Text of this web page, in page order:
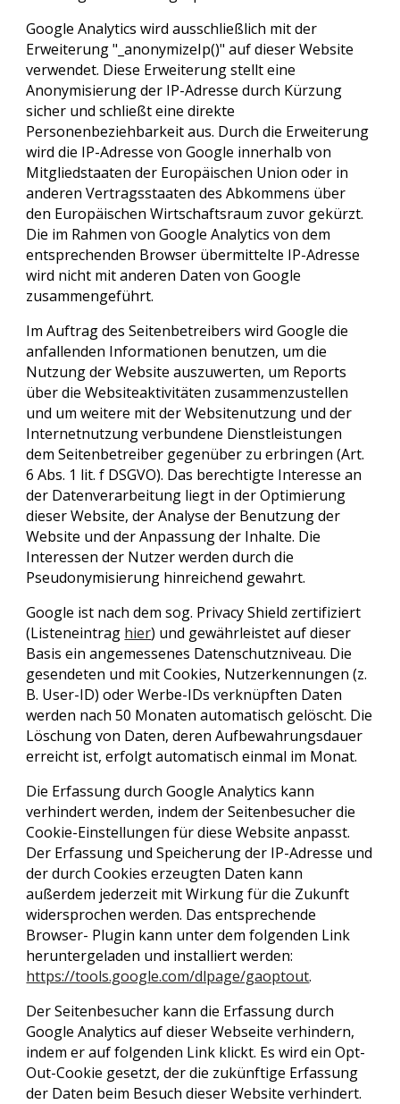
Google Analytics wird ausschließlich mit der
Erweiterung "_anonymizeIp()" auf dieser Website
verwendet. Diese Erweiterung stellt eine
Anonymisierung der IP-Adresse durch Kürzung
sicher und schließt eine direkte
Personenbeziehbarkeit aus. Durch die Erweiterung
wird die IP-Adresse von Google innerhalb von
Mitgliedstaaten der Europäischen Union oder in
anderen Vertragsstaaten des Abkommens über
den Europäischen Wirtschaftsraum zuvor gekürzt.
Die im Rahmen von Google Analytics von dem
entsprechenden Browser übermittelte IP-Adresse
wird nicht mit anderen Daten von Google
zusammengeführt.
Im Auftrag des Seitenbetreibers wird Google die
anfallenden Informationen benutzen, um die
Nutzung der Website auszuwerten, um Reports
über die Websiteaktivitäten zusammenzustellen
und um weitere mit der Websitenutzung und der
Internetnutzung verbundene Dienstleistungen
dem Seitenbetreiber gegenüber zu erbringen (Art.
6 Abs. 1 lit. f DSGVO). Das berechtigte Interesse an
der Datenverarbeitung liegt in der Optimierung
dieser Website, der Analyse der Benutzung der
Website und der Anpassung der Inhalte. Die
Interessen der Nutzer werden durch die
Pseudonymisierung hinreichend gewahrt.
Google ist nach dem sog. Privacy Shield zertifiziert
(Listeneintrag hier) und gewährleistet auf dieser
Basis ein angemessenes Datenschutzniveau. Die
gesendeten und mit Cookies, Nutzerkennungen (z.
B. User-ID) oder Werbe-IDs verknüpften Daten
werden nach 50 Monaten automatisch gelöscht. Die
Löschung von Daten, deren Aufbewahrungsdauer
erreicht ist, erfolgt automatisch einmal im Monat.
Die Erfassung durch Google Analytics kann
verhindert werden, indem der Seitenbesucher die
Cookie-Einstellungen für diese Website anpasst.
Der Erfassung und Speicherung der IP-Adresse und
der durch Cookies erzeugten Daten kann
außerdem jederzeit mit Wirkung für die Zukunft
widersprochen werden. Das entsprechende
Browser- Plugin kann unter dem folgenden Link
heruntergeladen und installiert werden:
https://tools.google.com/dlpage/gaoptout.
Der Seitenbesucher kann die Erfassung durch
Google Analytics auf dieser Webseite verhindern,
indem er auf folgenden Link klickt. Es wird ein Opt-
Out-Cookie gesetzt, der die zukünftige Erfassung
der Daten beim Besuch dieser Website verhindert.